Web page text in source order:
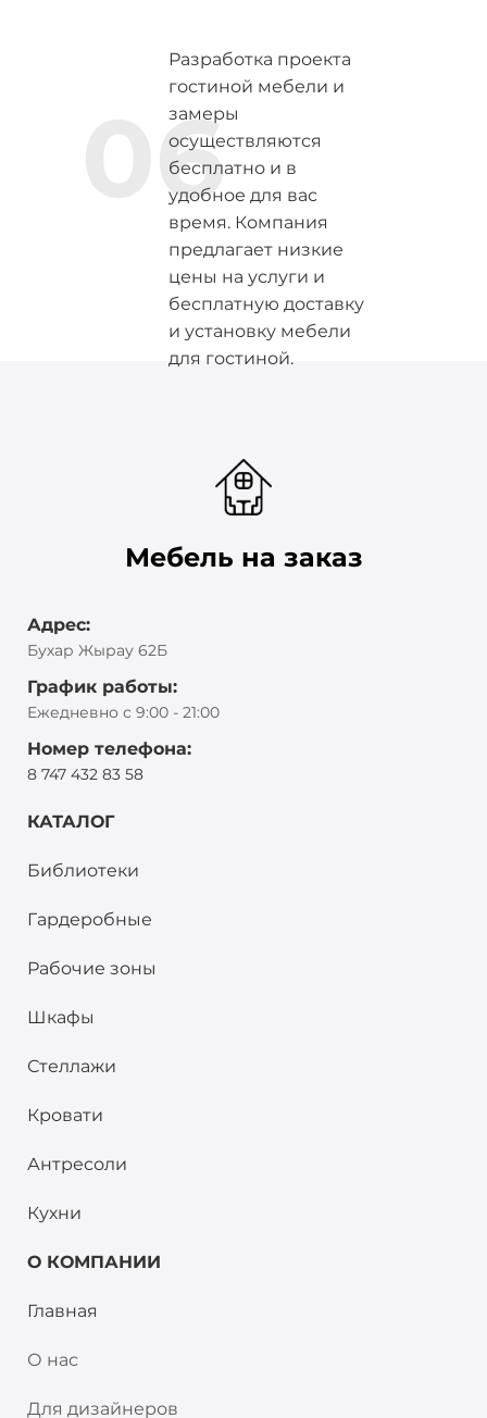
Разработка проекта
гостиной мебели и
замеры
осуществляются
бесплатно и в
удобное для вас
время. Компания
предлагает низкие
цены на услуги и
бесплатную доставку
и установку мебели
для гостиной.
06
Мебель на заказ
Адрес:
Бухар Жырау 62Б
График работы:
Ежедневно с 9:00 - 21:00
Номер телефона:
8 747 432 83 58
КАТАЛОГ
Библиотеки
Гардеробные
Рабочие зоны
Шкафы
Стеллажи
Кровати
Антресоли
Кухни
О КОМПАНИИ
Главная
О нас
Для дизайнеров